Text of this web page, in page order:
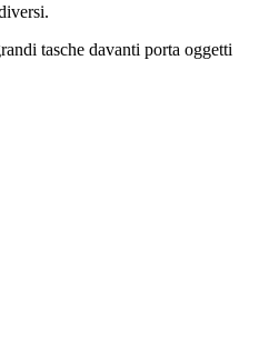
tasche davanti porta oggetti